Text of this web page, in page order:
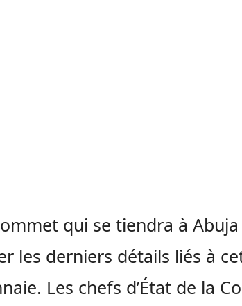
qui se tiendra à
les derniers détails liés à
Les chefs d’État de la